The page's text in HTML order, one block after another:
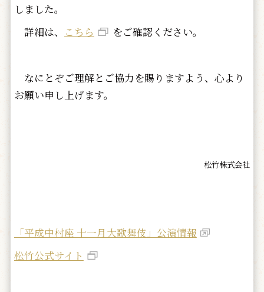
しました。
詳細は、
こちら をご確認ください。
なにとぞご理解とご協力を賜りますよう、心より
お願い申し上げます。
松竹株式会社
「平成中村座 十一月大歌舞伎」公演情報
松竹公式サイト